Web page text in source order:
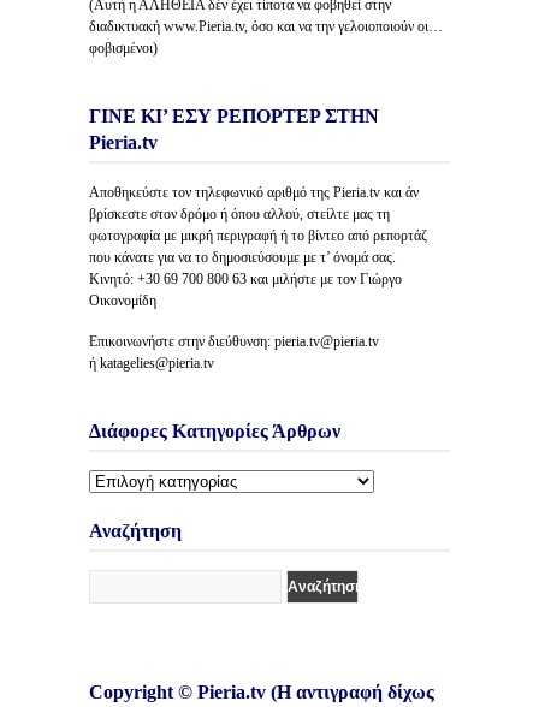
(Αυτή η ΑΛΗΘΕΙΑ δέν έχει τίποτα να φοβηθεί στην
διαδικτυακή www.Pieria.tv, όσο και να την γελοιοποιούν οι…
φοβισμένοι)
ΓΙΝΕ ΚΙ’ ΕΣΥ ΡΕΠΟΡΤΕΡ ΣΤΗΝ
Pieria.tv
Αποθηκεύστε τον τηλεφωνικό αριθμό της Pieria.tv και άν
βρίσκεστε στον δρόμο ή όπου αλλού, στείλτε μας τη
φωτογραφία με μικρή περιγραφή ή το βίντεο από ρεπορτάζ
που κάνατε για να το δημοσιεύσουμε με τ’ όνομά σας.
Κινητό: +30 69 700 800 63 και μιλήστε με τον Γιώργο
Οικονομίδη
Επικοινωνήστε στην διεύθυνση: pieria.tv@pieria.tv
ή katagelies@pieria.tv
Διάφορες Κατηγορίες Άρθρων
Διάφορες
Άρθρων
Αναζήτηση
Copyright © Pieria.tv (Η αντιγραφή δίχως